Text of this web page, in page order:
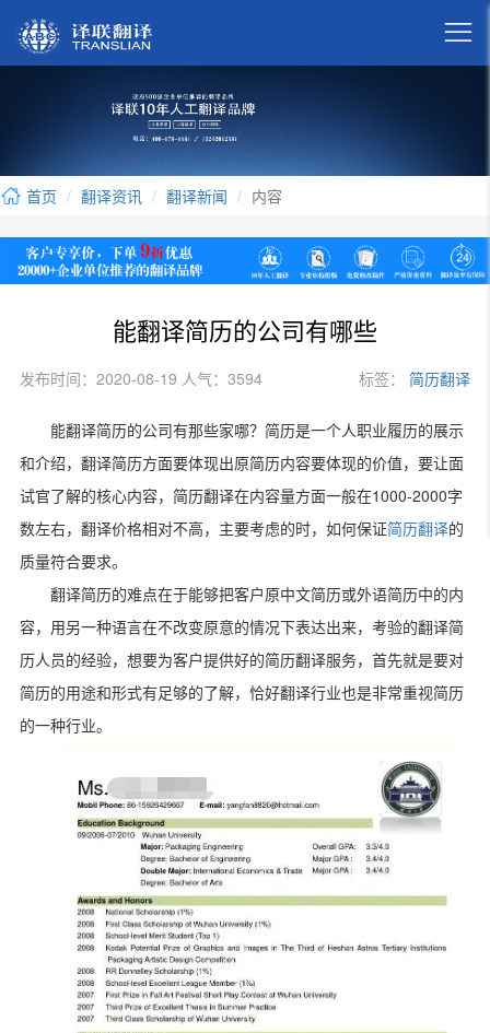

首页 翻译资讯 翻译新闻 内容
能翻译简历的公司有哪些
发布时间：2020-08-19 人气：3594 标签： 简历翻译
能翻译简历的公司有那些家哪？简历是一个人职业履历的展示
和介绍，翻译简历方面要体现出原简历内容要体现的价值，要让面
试官了解的核心内容，简历翻译在内容量方面一般在1000-2000字
数左右，翻译价格相对不高，主要考虑的时，如何保证简历翻译的
质量符合要求。
翻译简历的难点在于能够把客户原中文简历或外语简历中的内
容，用另一种语言在不改变原意的情况下表达出来，考验的翻译简
历人员的经验，想要为客户提供好的简历翻译服务，首先就是要对
简历的用途和形式有足够的了解，恰好翻译行业也是非常重视简历
的一种行业。